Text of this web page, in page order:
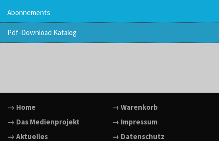
Abonnements
Pdf-Download Katalog
→ Home
→ Das Medienprojekt
→ Aktuelles
→ Warenkorb
→ Impressum
→ Datenschutz